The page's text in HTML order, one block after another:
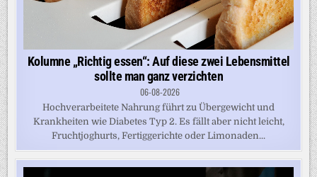
Kolumne „Richtig essen“: Auf diese zwei Lebensmittel
sollte man ganz verzichten
06-08-2026
Hochverarbeitete Nahrung führt zu Übergewicht und
Krankheiten wie Diabetes Typ 2. Es fällt aber nicht leicht,
Fruchtjoghurts, Fertiggerichte oder Limonaden...